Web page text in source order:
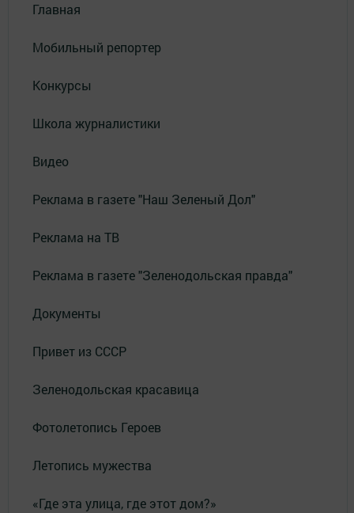
Главная
Мобильный репортер
Конкурсы
Школа журналистики
Видео
Реклама в газете "Наш Зеленый Дол"
Реклама на ТВ
Реклама в газете "Зеленодольская правда"
Документы
Привет из СССР
Зеленодольская красавица
Фотолетопись Героев
Летопись мужества
«Где эта улица, где этот дом?»